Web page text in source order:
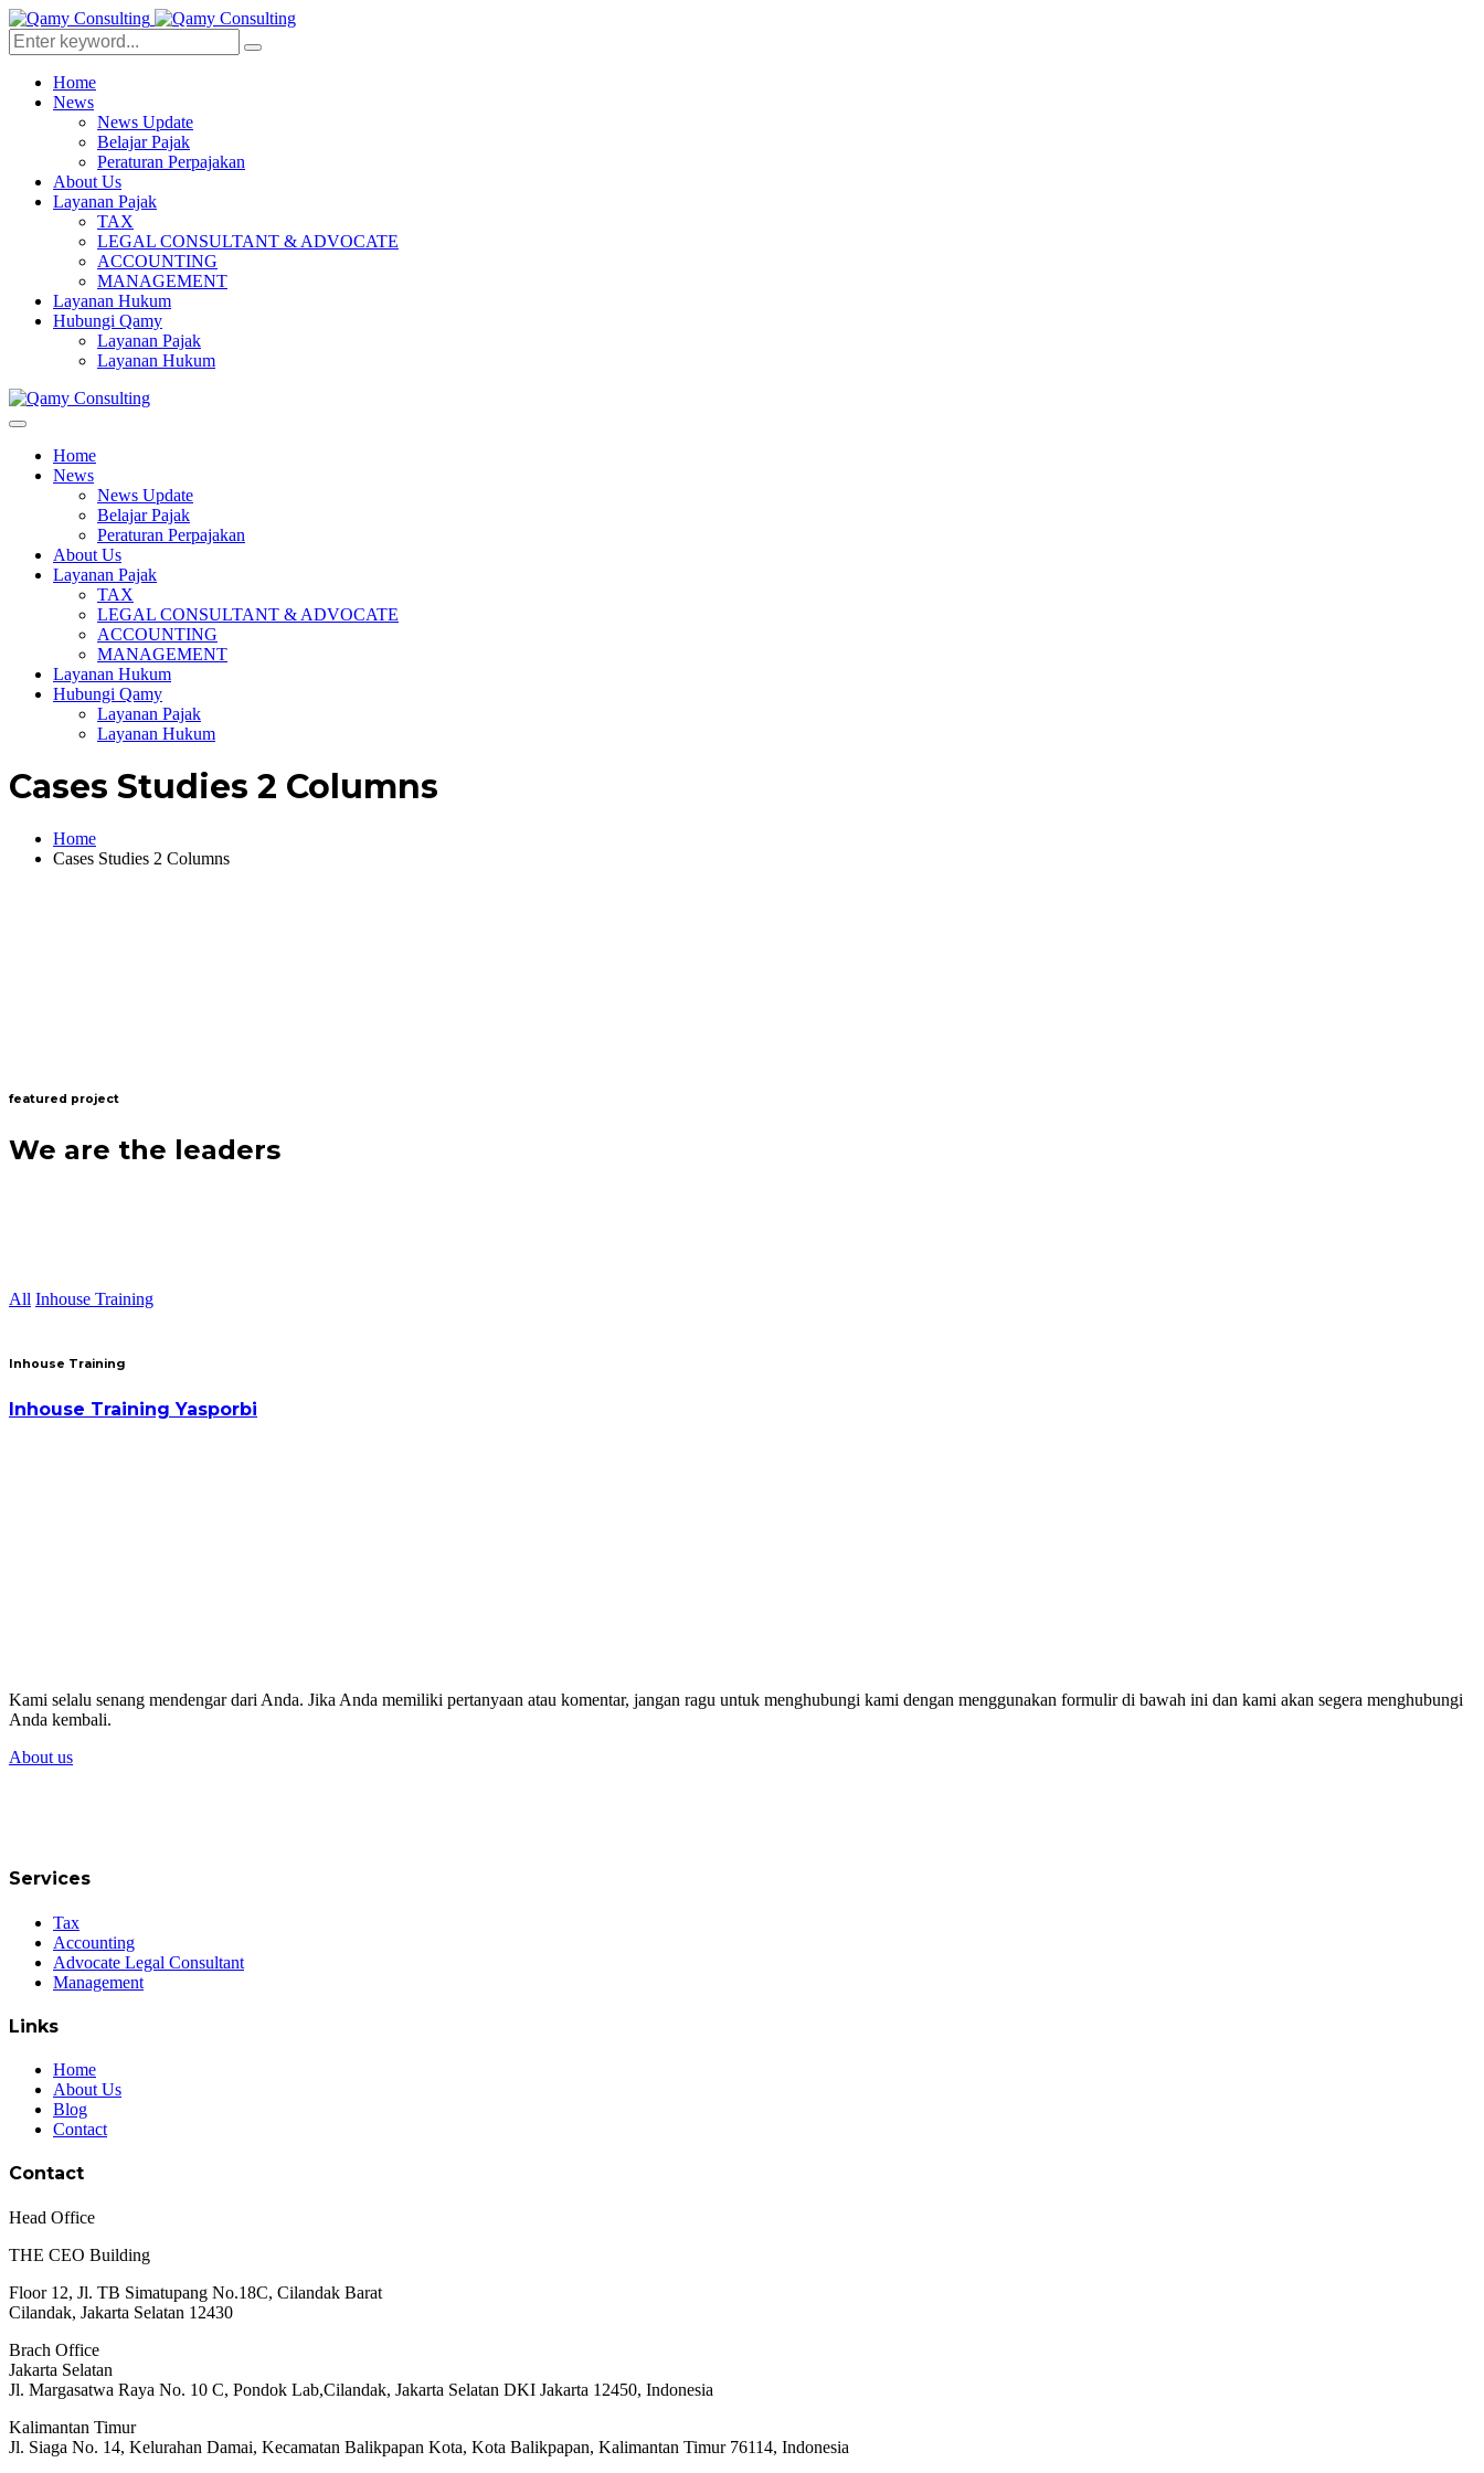
Home
News
News Update
Belajar Pajak
Peraturan Perpajakan
About Us
Layanan Pajak
TAX
LEGAL CONSULTANT & ADVOCATE
ACCOUNTING
MANAGEMENT
Layanan Hukum
Hubungi Qamy
Layanan Pajak
Layanan Hukum
Home
News
News Update
Belajar Pajak
Peraturan Perpajakan
About Us
Layanan Pajak
TAX
LEGAL CONSULTANT & ADVOCATE
ACCOUNTING
MANAGEMENT
Layanan Hukum
Hubungi Qamy
Layanan Pajak
Layanan Hukum
Cases Studies 2 Columns
Home
Cases Studies 2 Columns
featured project
We are the leaders
All Inhouse Training
Inhouse Training
Inhouse Training Yasporbi
Kami selalu senang mendengar dari Anda. Jika Anda memiliki pertanyaan atau komentar, jangan ragu untuk menghubungi kami dengan menggunakan formulir di bawah ini dan kami akan segera menghubungi
Anda kembali.
About us
Services
Tax
Accounting
Advocate Legal Consultant
Management
Links
Home
About Us
Blog
Contact
Contact
Head Office
THE CEO Building
Floor 12, Jl. TB Simatupang No.18C, Cilandak Barat
Cilandak, Jakarta Selatan 12430
Brach Office
Jakarta Selatan
Jl. Margasatwa Raya No. 10 C, Pondok Lab,Cilandak, Jakarta Selatan DKI Jakarta 12450, Indonesia
Kalimantan Timur
Jl. Siaga No. 14, Kelurahan Damai, Kecamatan Balikpapan Kota, Kota Balikpapan, Kalimantan Timur 76114, Indonesia